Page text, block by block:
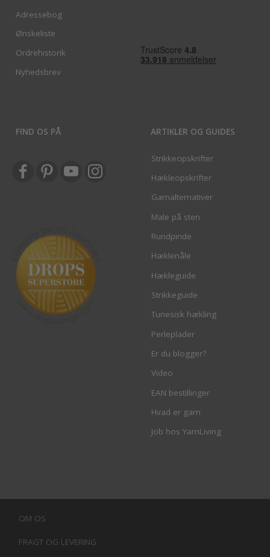
Adressebog
Ønskeliste
Ordrehistorik
Nyhedsbrev
FIND OS PÅ ARTIKLER OG GUIDES
Strikkeopskrifter
Hækleopskrifter
Garnalternativer
Male på sten
Rundpinde
Hæklenåle
Hækleguide
Strikkeguide
Tunesisk hækling
Perleplader
Er du blogger?
Video
EAN bestillinger
Hvad er garn
Job hos YarnLiving
OM OS
FRAGT OG LEVERING